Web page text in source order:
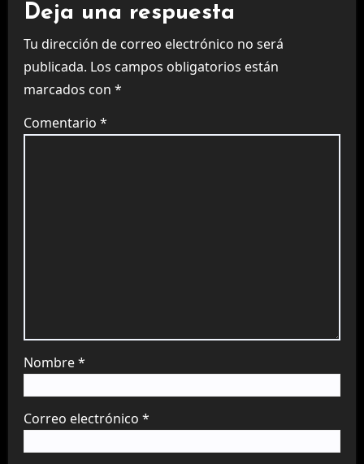
Deja una respuesta
Tu dirección de correo electrónico no será
publicada. Los campos obligatorios están
marcados con *
Comentario *
Nombre*
Correo electrónico *